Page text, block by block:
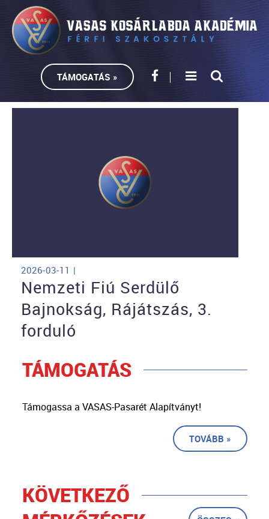
TÁMOGATÁS »
2026-03-11 |
Nemzeti Fiú Serdülő
Bajnokság, Rájátszás, 3.
forduló
TÁMOGATÁS
Támogassa a VASAS-Pasarét Alapítványt!
TOVÁBB »
KÖVETKEZŐ